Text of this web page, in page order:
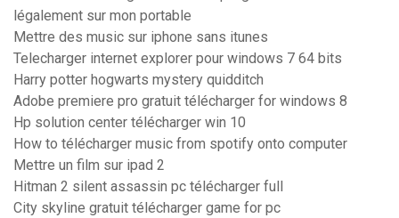
légalement sur mon portable
Mettre des music sur iphone sans itunes
Telecharger internet explorer pour windows 7 64 bits
Harry potter hogwarts mystery quidditch
Adobe premiere pro gratuit télécharger for windows 8
Hp solution center télécharger win 10
How to télécharger music from spotify onto computer
Mettre un film sur ipad 2
Hitman 2 silent assassin pc télécharger full
City skyline gratuit télécharger game for pc